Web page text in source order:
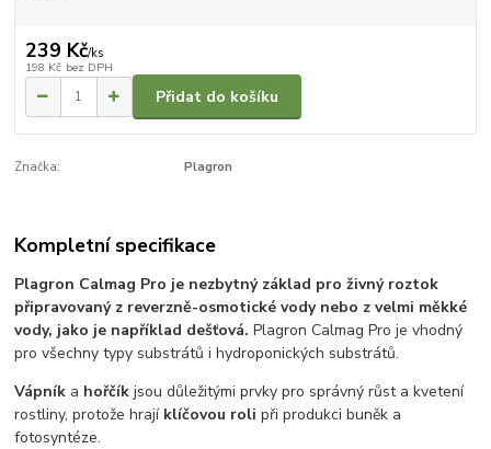
239 Kč/ks
198 Kč bez DPH
Přidat do košíku
Značka: Plagron
Kompletní specifikace
Plagron Calmag Pro je nezbytný základ pro živný roztok
připravovaný z reverzně-osmotické vody nebo z velmi měkké
vody, jako je například dešťová. Plagron Calmag Pro je vhodný
pro všechny typy substrátů i hydroponických substrátů.
Vápník a hořčík jsou důležitými prvky pro správný růst a kvetení
rostliny, protože hrají klíčovou roli při produkci buněk a
fotosyntéze.